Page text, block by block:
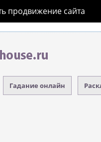
продвижение сайта
Гадание онлайн